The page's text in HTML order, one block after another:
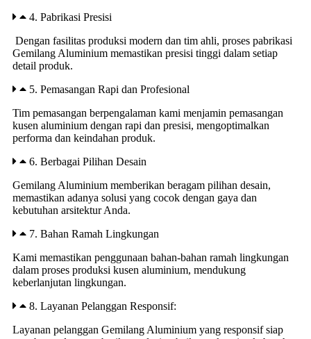
4. Pabrikasi Presisi
Dengan fasilitas produksi modern dan tim ahli, proses pabrikasi
Gemilang Aluminium memastikan presisi tinggi dalam setiap
detail produk.
5. Pemasangan Rapi dan Profesional
Tim pemasangan berpengalaman kami menjamin pemasangan
kusen aluminium dengan rapi dan presisi, mengoptimalkan
performa dan keindahan produk.
6. Berbagai Pilihan Desain
Gemilang Aluminium memberikan beragam pilihan desain,
memastikan adanya solusi yang cocok dengan gaya dan
kebutuhan arsitektur Anda.
7. Bahan Ramah Lingkungan
Kami memastikan penggunaan bahan-bahan ramah lingkungan
dalam proses produksi kusen aluminium, mendukung
keberlanjutan lingkungan.
8. Layanan Pelanggan Responsif:
Layanan pelanggan Gemilang Aluminium yang responsif siap